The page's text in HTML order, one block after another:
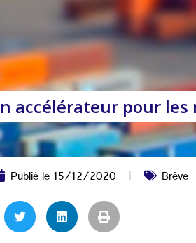
accélérateur pour
Publié le15/12/2020 Brève